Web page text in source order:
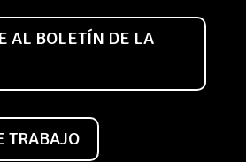
AL BOLETÍN DE LA
TRABAJO